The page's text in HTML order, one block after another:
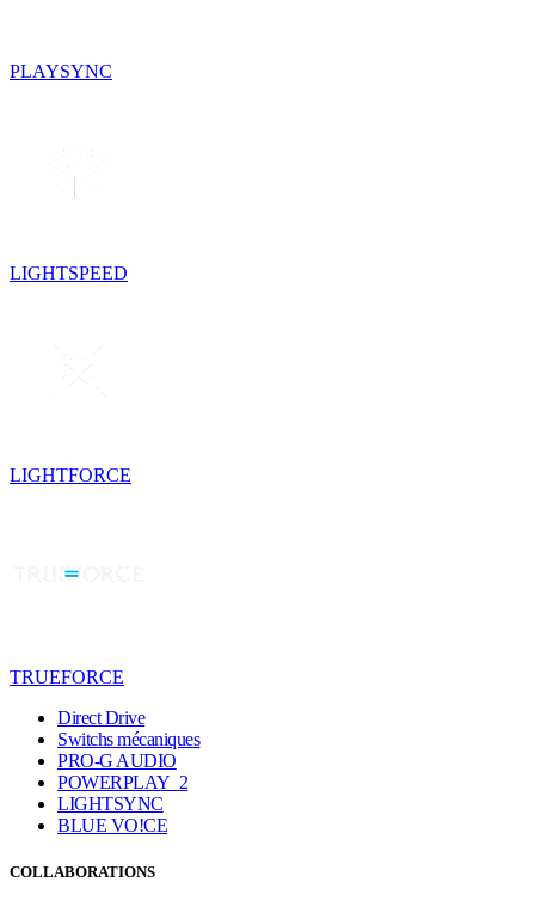
PLAYSYNC
LIGHTSPEED
LIGHTFORCE
TRUEFORCE
Direct Drive
Switchs mécaniques
PRO-G AUDIO
POWERPLAY 2
LIGHTSYNC
BLUE VO!CE
COLLABORATIONS